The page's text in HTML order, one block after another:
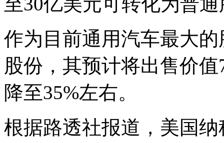
作为目前通用汽车最大
股份，其预计将出售价
降至35%左右。
根据路透社报道，美国